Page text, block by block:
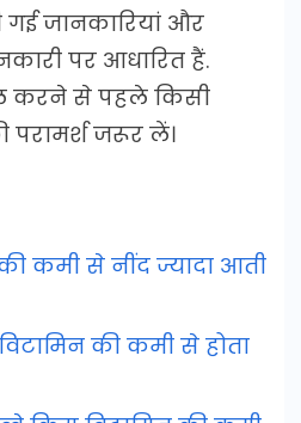
गई जानकारियां और
पर आधारित हैं.
करने से पहले किसी
परामर्श जरूर लें।
कमी से नींद ज्यादा आती
की कमी से होता